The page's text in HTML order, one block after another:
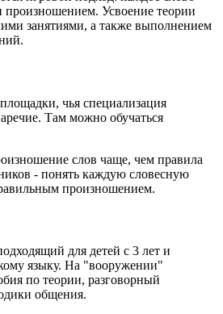
произношением. Усвоение теории
занятиями, а также выполнением
чья специализация
Там можно обучаться
слов чаще, чем правила
- понять каждую словесную
произношением.
для детей с 3 лет и
языку. На "вооружении"
по теории, разговорный
общения.